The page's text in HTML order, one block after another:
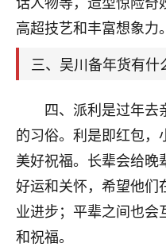
高超技艺和丰富想象力
三、吴川备年货有什
四、派利是过年去
的习俗。利是即红包，
美好祝福。长辈会给晚
好运和关怀，希望他们
业进步；平辈之间也
和祝福。
平安是福：我也
卦，认识老师3年
17分钟前 来自湖北
心若莲花
我是做餐饮的，这
一家，要么生意不
家底快败光了，真
回事？
鹿森：你可以找
啊！